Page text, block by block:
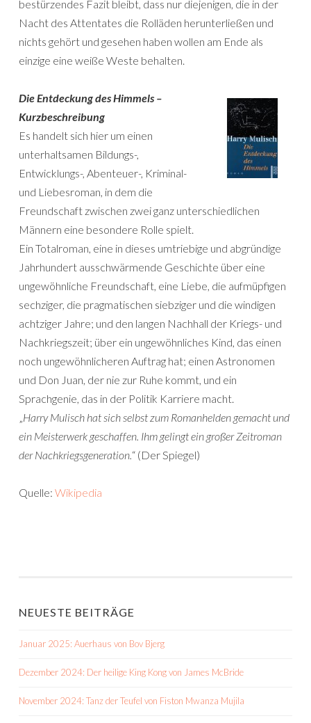
bestürzendes Fazit bleibt, dass nur diejenigen, die in der
Nacht des Attentates die Rolläden herunterließen und
nichts gehört und gesehen haben wollen am Ende als
einzige eine weiße Weste behalten.
Die Entdeckung des Himmels –
Kurzbeschreibung
Es handelt sich hier um einen
unterhaltsamen Bildungs-,
Entwicklungs-, Abenteuer-, Kriminal-
und Liebesroman, in dem die
Freundschaft zwischen zwei ganz unterschiedlichen
Männern eine besondere Rolle spielt.
Ein Totalroman, eine in dieses umtriebige und abgründige
Jahrhundert ausschwärmende Geschichte über eine
ungewöhnliche Freundschaft, eine Liebe, die aufmüpfigen
sechziger, die pragmatischen siebziger und die windigen
achtziger Jahre; und den langen Nachhall der Kriegs- und
Nachkriegszeit; über ein ungewöhnliches Kind, das einen
noch ungewöhnlicheren Auftrag hat; einen Astronomen
und Don Juan, der nie zur Ruhe kommt, und ein
Sprachgenie, das in der Politik Karriere macht.
„Harry Mulisch hat sich selbst zum Romanhelden gemacht und
ein Meisterwerk geschaffen. Ihm gelingt ein großer Zeitroman
der Nachkriegsgeneration.“ (Der Spiegel)
Quelle: Wikipedia
NEUESTE BEITRÄGE
Januar 2025: Auerhaus von Bov Bjerg
Dezember 2024: Der heilige King Kong von James McBride
November 2024: Tanz der Teufel von Fiston Mwanza Mujila